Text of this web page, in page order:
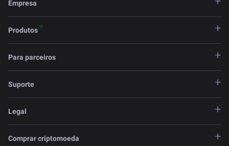
Empresa
Produtos
Para parceiros
Suporte
Legal
Comprar criptomoeda